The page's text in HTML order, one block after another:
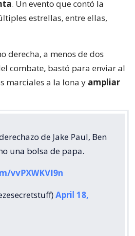
. Un evento que contó la
estrellas, entre ellas,
derecha, a menos de dos
combate, bastó para enviar al
marciales a la lona y ampliar
de Jake Paul, Ben
una bolsa de papa.
vvPXWKVI9n
April 18,